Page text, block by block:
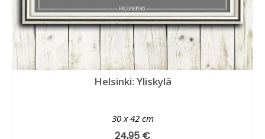
Helsinki: Yliskylä
30 x 42 cm
24,95 €